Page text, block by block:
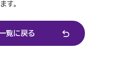
す。
覧に戻る